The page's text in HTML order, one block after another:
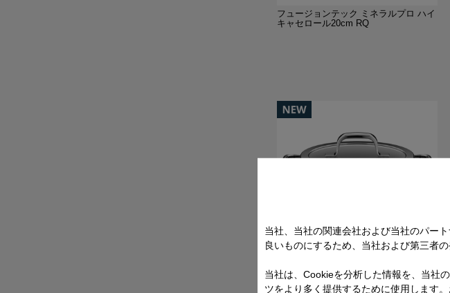
フュージョンテック ミネラルプロ ハイ
キャセロール20cm RQ
フュージョンテック ミネラルプロ ロー
キャセロール20cm BL
当社、当社の関連会社および当社のパー
良いものにするため、当社および第三者
当社は、Cookieを分析した情報を、当社
ツをより多く提供するために使用します